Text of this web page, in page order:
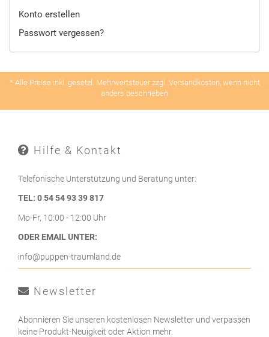
Konto erstellen
Passwort vergessen?
* Alle Preise inkl. gesetzl. Mehrwertsteuer zzgl. Versandkosten, wenn nicht
anders beschrieben
Hilfe & Kontakt
Telefonische Unterstützung und Beratung unter:
TEL: 0 54 54 93 39 817
Mo-Fr, 10:00 - 12:00 Uhr
ODER EMAIL UNTER:
info@puppen-traumland.de
Newsletter
Abonnieren Sie unseren kostenlosen Newsletter und verpassen
keine Produkt-Neuigkeit oder Aktion mehr.